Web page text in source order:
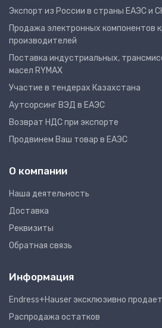
Экспорт из России в страны ЕАЭС и
Продажа электронных компонентов
производителей
Поставка индустриальных,
масел RYMAX
Участие в тендерах Казахстана
Аутсорсинг ВЭД в ЕАЭС
Возврат НДС при экспорте
Продвинем Ваш товар в ЕАЭС
О компании
Наша деятельность
Доставка
Реквизиты
Обратная связь
Информация
Endress+Hauser эксклюзивно
Распродажа остатков